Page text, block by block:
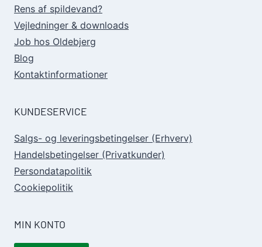
Rens af spildevand?
Vejledninger & downloads
Job hos Oldebjerg
Blog
Kontaktinformationer
KUNDESERVICE
Salgs- og leveringsbetingelser (Erhverv)
Handelsbetingelser (Privatkunder)
Persondatapolitik
Cookiepolitik
MIN KONTO